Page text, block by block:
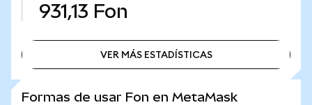
931,13 Fon
VER MÁS ESTADÍSTICAS
Formas de usar Fon en MetaMask